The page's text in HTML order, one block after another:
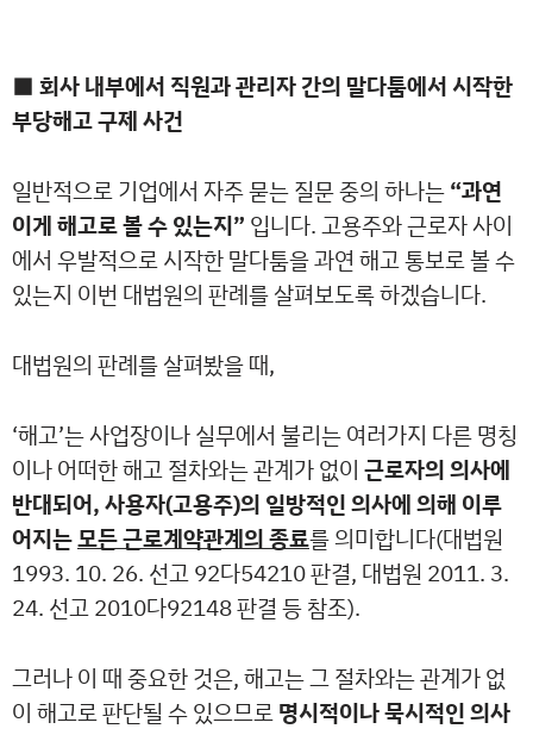
■ 회사 내부에서 직원과 관리자 간의 말다툼에서 시작한
부당해고 구제 사건
일반적으로 기업에서 자주 묻는 질문 중의 하나는“과연
이게 해고로 볼 수 있는지” 입니다. 고용주와 근로자 사이
에서 우발적으로 시작한 말다툼을 과연 해고 통보로 볼 수
있는지 이번 대법원의 판례를 살펴보도록 하겠습니다.
대법원의 판례를 살펴봤을 때,
‘해고’는 사업장이나 실무에서 불리는 여러가지 다른 명칭
이나 어떠한 해고 절차와는 관계가 없이 근로자의 의사에
반대되어, 사용자(고용주)의 일방적인 의사에 의해 이루
어지는모든 근로계약관계의 종료를 의미합니다(대법원
1993. 10. 26. 선고 92다54210 판결, 대법원 2011. 3.
24. 선고 2010다92148 판결 등 참조).
그러나 이 때 중요한 것은, 해고는 그 절차와는 관계가 없
이 해고로 판단될 수 있으므로명시적이나 묵시적인 의사